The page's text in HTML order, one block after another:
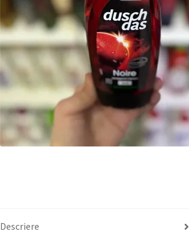
Descriere